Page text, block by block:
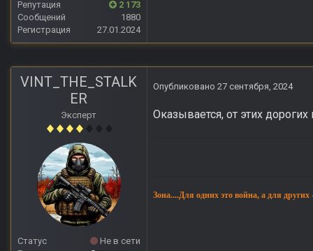
Репутация
2 173
Сообщений
1880
Регистрация
27.01.2024
VINT_THE_STALK
ER
Эксперт
Статус
Не в сети
Опубликовано 27 сентября, 2024
Оказывается, от этих
Зона....Для одних это война, а для